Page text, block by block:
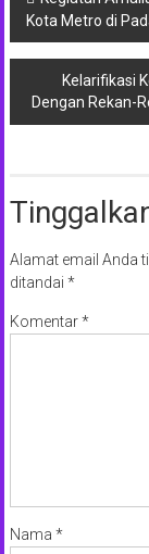
pos
Kota Metro di
Kelarifikasi
Dengan Rekan-
Alamat email Anda
ditandai *
Komentar*
Nama *